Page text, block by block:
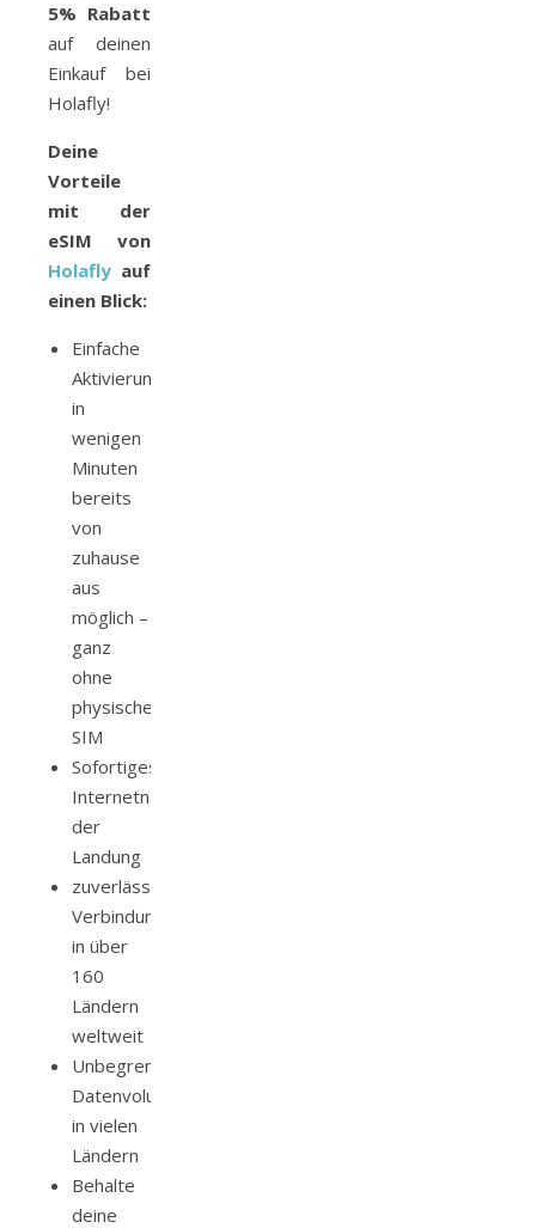
5% Rabatt
auf deinen
Einkauf bei
Holafly!
Deine
Vorteile
mit der
eSIM von
Holafly auf
einen Blick:
Einfache
Aktivierung
in
wenigen
Minuten
bereits
von
zuhause
aus
möglich –
ganz
ohne
physische
SIM
Sofortiges
Internetnach
der
Landung
zuverlässige
Verbindung
in über
160
Ländern
weltweit
Unbegrenztes
Datenvolumen
in vielen
Ländern
Behalte
deine